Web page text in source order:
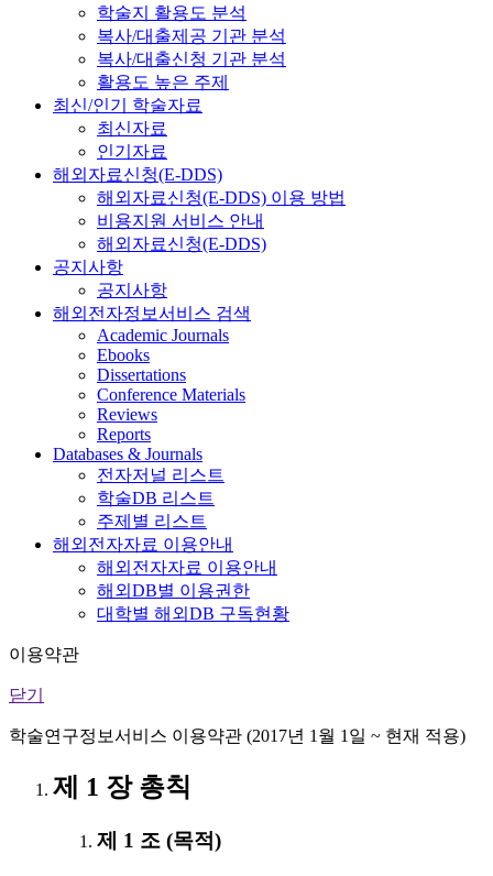
학술지 활용도 분석
복사/대출제공 기관 분석
복사/대출신청 기관 분석
활용도 높은 주제
최신/인기 학술자료
최신자료
인기자료
해외자료신청(E-DDS)
해외자료신청(E-DDS) 이용 방법
비용지원 서비스 안내
해외자료신청(E-DDS)
공지사항
공지사항
해외전자정보서비스 검색
Academic Journals
Ebooks
Dissertations
Conference Materials
Reviews
Reports
Databases & Journals
전자저널 리스트
학술DB 리스트
주제별 리스트
해외전자자료 이용안내
해외전자자료 이용안내
해외DB별 이용권한
대학별 해외DB 구독현황
이용약관
닫기
학술연구정보서비스 이용약관 (2017년 1월 1일 ~ 현재 적용)
제 1 장 총칙
제 1 조 (목적)